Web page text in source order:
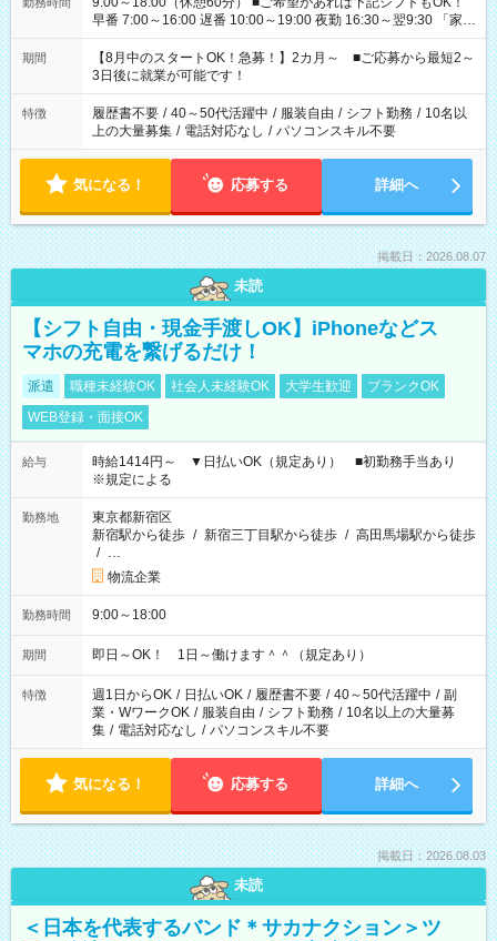
早番 7:00～16:00 遅番 10:00～19:00 夜勤 16:30～翌9:30 「家族
と休みを合わせたい」 「余裕を持って夕飯の準備がしたい」
「できれば残業はしたくない」 など、ご希望を教えてください
ね。 ※Wワーク希望の方へ 今ご覧のお仕事で希望する勤務時間
と、もう1つのお仕事の勤務時間。 合計で週40時間を超える場
合は応募できません。
期間
【8月中のスタートOK！急募！】2カ月～ ■ご応募から最短2～
3日後に就業が可能です！
特徴 履歴書不要 / 40～50代活躍中 / 服装自由 / シフト勤務 / 10名以
上の大量募集 / 電話対応なし / パソコンスキル不要
気になる！ 応募する 詳細へ
掲載日：2026.08.07
未読
【シフト自由・現金手渡しOK】iPhoneなどス
マホの充電を繋げるだけ！
派遣 職種未経験OK 社会人未経験OK 大学生歓迎
ブランクOK
WEB登録・面接OK
給与
時給1414円～ ▼日払いOK（規定あり） ■初勤務手当あり
※規定による
勤務地
東京都新宿区
新宿駅から徒歩 / 新宿三丁目駅から徒歩 / 高田馬場駅から徒歩
/ …
物流企業
勤務時間 9:00～18:00
期間 即日～OK！ 1日～働けます＾＾（規定あり）
特徴 週1日からOK / 日払いOK / 履歴書不要 / 40～50代活躍中 / 副
業・WワークOK / 服装自由 / シフト勤務 / 10名以上の大量募
集 / 電話対応なし / パソコンスキル不要
気になる！ 応募する 詳細へ
掲載日：2026.08.03
未読
＜日本を代表するバンド＊サカナクション＞ツ